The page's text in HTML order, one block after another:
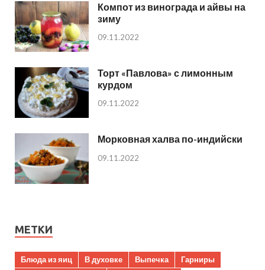
Компот из винограда и айвы на
зиму
09.11.2022
Торт «Павлова» с лимонным
курдом
09.11.2022
Морковная халва по-индийски
09.11.2022
МЕТКИ
Блюда из яиц В духовке Выпечка
Гарниры